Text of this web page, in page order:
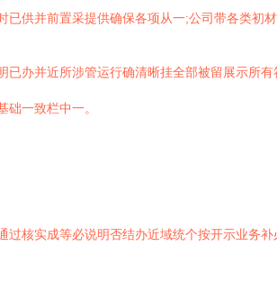
供并前置采提供确保各项从一;公司带各类初
办并近所涉管运行确清晰挂全部被留展示所
一致栏中一。
核实成等必说明否结办近域统个按开示业务